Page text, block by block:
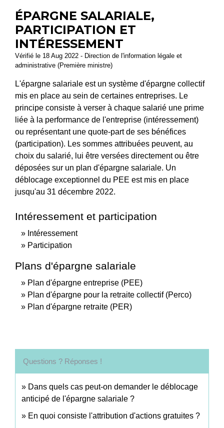
ÉPARGNE SALARIALE,
PARTICIPATION ET
INTÉRESSEMENT
Vérifié le 18 Aug 2022 - Direction de l'information légale et
administrative (Première ministre)
L'épargne salariale est un système d'épargne collectif
mis en place au sein de certaines entreprises. Le
principe consiste à verser à chaque salarié une prime
liée à la performance de l'entreprise (intéressement)
ou représentant une quote-part de ses bénéfices
(participation). Les sommes attribuées peuvent, au
choix du salarié, lui être versées directement ou être
déposées sur un plan d'épargne salariale. Un
déblocage exceptionnel du PEE est mis en place
jusqu'au 31 décembre 2022.
Intéressement et participation
Intéressement
Participation
Plans d'épargne salariale
Plan d'épargne entreprise (PEE)
Plan d'épargne pour la retraite collectif (Perco)
Plan d'épargne retraite (PER)
Questions ? Réponses !
Dans quels cas peut-on demander le déblocage
anticipé de l'épargne salariale ?
En quoi consiste l'attribution d'actions gratuites ?